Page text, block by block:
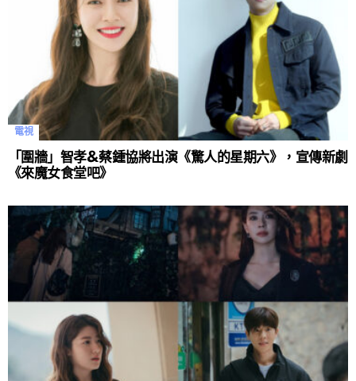
電視
「圍牆」智孝&蔡鍾協將出演《驚人的星期六》，宣傳新劇
《來魔女食堂吧》